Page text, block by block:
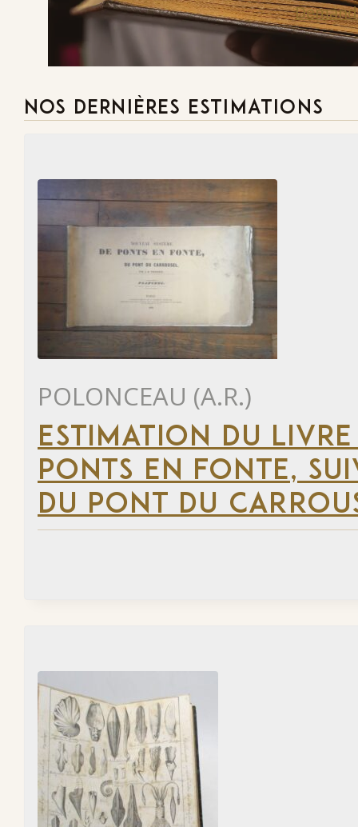
NOS DERNIÈRES ESTIMATIONS
POLONCEAU (A.R.)
ESTIMATION DU
PONTS EN FONTE,
DU PONT DU